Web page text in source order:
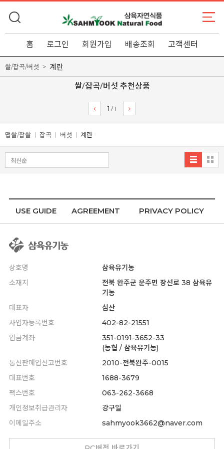
홈 로그인 회원가입 배송조회 고객센터
쌀/잡곡/버섯 계란
쌀/잡곡/버섯 추천상품
1 /1
맵쌀/찹쌀 잡곡 버섯 계란
USE GUIDE AGREEMENT PRIVACY POLICY
상호명
삼육유기농
소재지
전북 완주군 운주면 장선로 38 삼육유
기농
대표자
심산
사업자등록번호
402-82-21551
입금계좌
351-0191-3652-33
(농협 / 삼육유기농)
통신판매업신고번호
2010-전북완주-0015
대표번호
1688-3679
팩스번호
063-262-3668
개인정보취급관리자
강구일
이메일주소
sahmyook3662@naver.com